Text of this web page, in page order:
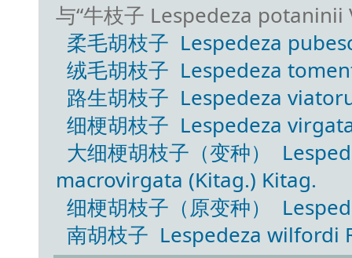
与“牛枝子 Lespedeza potaninii
柔毛胡枝子 Lespedeza
绒毛胡枝子 Lespedeza
路生胡枝子 Lespedeza
细梗胡枝子 Lespedeza
大细梗胡枝子（变种）
macrovirgata (Kitag.) Kitag.
细梗胡枝子（原变种）
南胡枝子 Lespedeza wilfordi